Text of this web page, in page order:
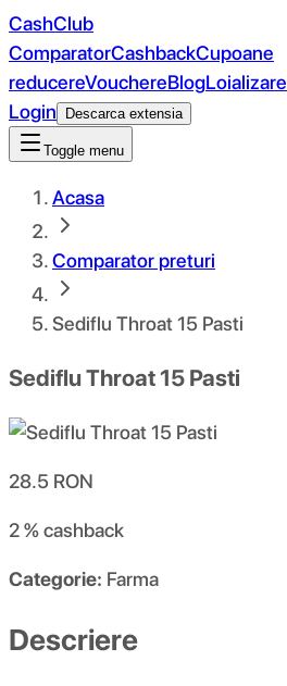
CashClub
ComparatorCashbackCupoane
reducereVouchereBlogLoializare
Login
Descarca extensia
Toggle menu
Acasa
Comparator preturi
Sediflu Throat 15 Pasti
Sediflu Throat 15 Pasti
28.5 RON
2 %cashback
Categorie: Farma
Descriere